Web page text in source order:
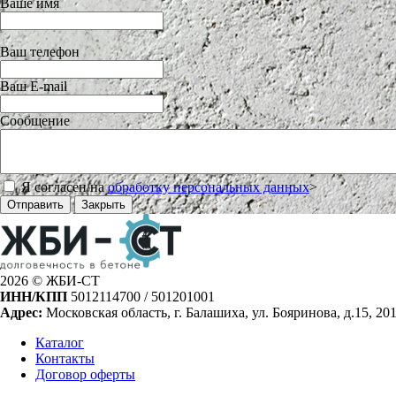
Ваше имя
Ваш телефон
Ваш E-mail
Сообщение
Я согласен наобработку персональных данных>
Отправить Закрыть
2026 © ЖБИ-СТ
ИНН/КПП 5012114700 / 501201001
Адрес: Московская область, г. Балашиха, ул. Бояринова, д.15, 201
Каталог
Контакты
Договор оферты